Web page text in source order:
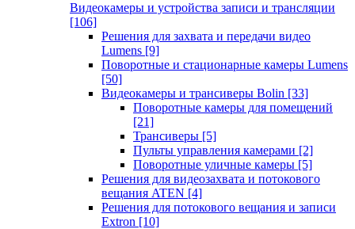
Видеокамеры и устройства записи и трансляции
[106]
Решения для захвата и передачи видео
Lumens [9]
Поворотные и стационарные камеры Lumens
[50]
Видеокамеры и трансиверы Bolin [33]
Поворотные камеры для помещений
[21]
Трансиверы [5]
Пульты управления камерами [2]
Поворотные уличные камеры [5]
Решения для видеозахвата и потокового
вещания ATEN [4]
Решения для потокового вещания и записи
Extron [10]